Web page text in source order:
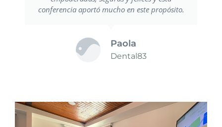
conferencia aportó mucho en este propósito.
Paola
Dental83